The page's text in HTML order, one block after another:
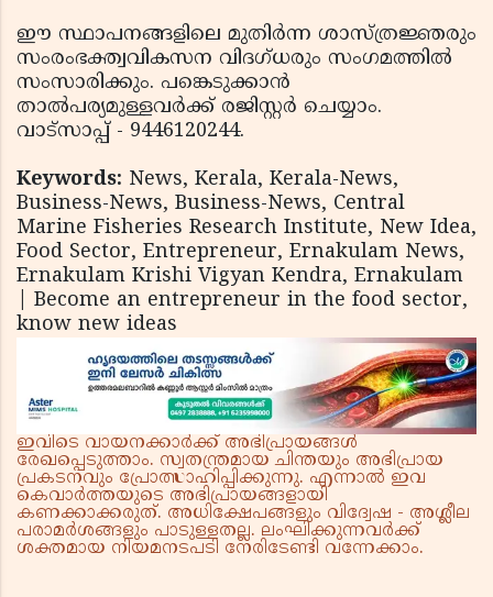
ഈ സ്ഥാപനങ്ങളിലെ മുതിര്‍ന്ന ശാസ്ത്രജ്ഞരും
സംരംഭക്ത്വവികസന വിദഗ്ധരും സംഗമത്തില്‍
സംസാരിക്കും. പങ്കെടുക്കാന്‍
താല്‍പര്യമുള്ളവര്‍ക്ക് രജിസ്റ്റര്‍ ചെയ്യാം.
വാട്സാപ്പ് - 9446120244.
Keywords: News, Kerala, Kerala-News,
Business-News, Business-News, Central
Marine Fisheries Research Institute, New Idea,
Food Sector, Entrepreneur, Ernakulam News,
Ernakulam Krishi Vigyan Kendra, Ernakulam
| Become an entrepreneur in the food sector,
know new ideas
ഇവിടെ വായനക്കാർക്ക് അഭിപ്രായങ്ങൾ
രേഖപ്പെടുത്താം. സ്വതന്ത്രമായ ചിന്തയും അഭിപ്രായ
പ്രകടനവും പ്രോത്സാഹിപ്പിക്കുന്നു. എന്നാൽ ഇവ
കെവാർത്തയുടെ അഭിപ്രായങ്ങളായി
കണക്കാക്കരുത്. അധിക്ഷേപങ്ങളും വിദ്വേഷ - അശ്ലീല
പരാമർശങ്ങളും പാടുള്ളതല്ല. ലംഘിക്കുന്നവർക്ക്
ശക്തമായ നിയമനടപടി നേരിടേണ്ടി വന്നേക്കാം.